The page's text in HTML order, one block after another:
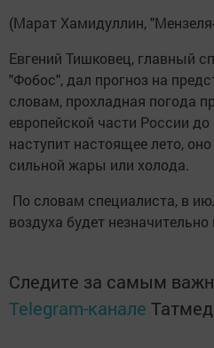
(Марат Хамидуллин,
Евгений Тишковец, главный
"Фобос", дал прогноз на
словам, прохладная погода
европейской части России
наступит настоящее лето,
сильной жары или холода.
По словам специалиста, в
воздуха будет
Следите за самым
Telegram-канале